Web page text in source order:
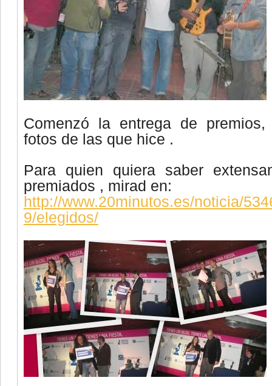
Comenzó la entrega de
fotos de las que hice .
Para quien quiera saber
premiados , mirad en:
http://www.20minutos.es/noticia/
9/elegidos/